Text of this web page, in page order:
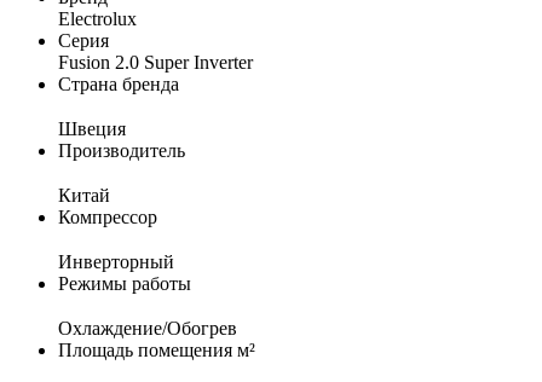
Electrolux
Серия
Fusion 2.0 Super Inverter
Страна бренда
Швеция
Производитель
Китай
Компрессор
Инверторный
Режимы работы
Охлаждение/Обогрев
Площадь помещения м²